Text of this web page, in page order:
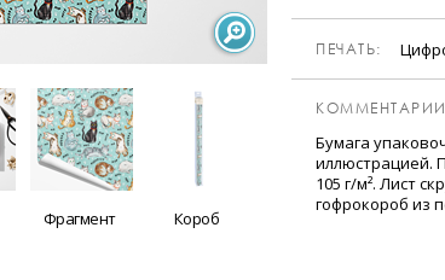
Фрагмент Короб
ПЕЧАТЬ:
Бумага
иллюстрацией.
105 г/м². Лист
гофрокороб из